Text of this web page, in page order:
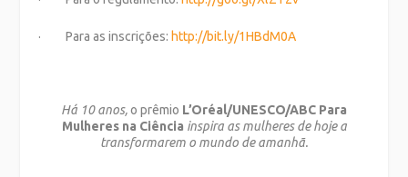
· Para as inscrições: http://bit.ly/1HBdM0A
Há 10 anos,o prêmio L’Oréal/UNESCO/ABC Para
Mulheres na Ciência inspira as mulheres de hoje a
transformarem o mundo de amanhã.